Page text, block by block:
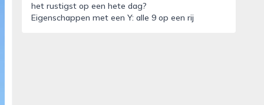
het rustigst op een hete dag?
Eigenschappen met een Y: alle 9 op een rij